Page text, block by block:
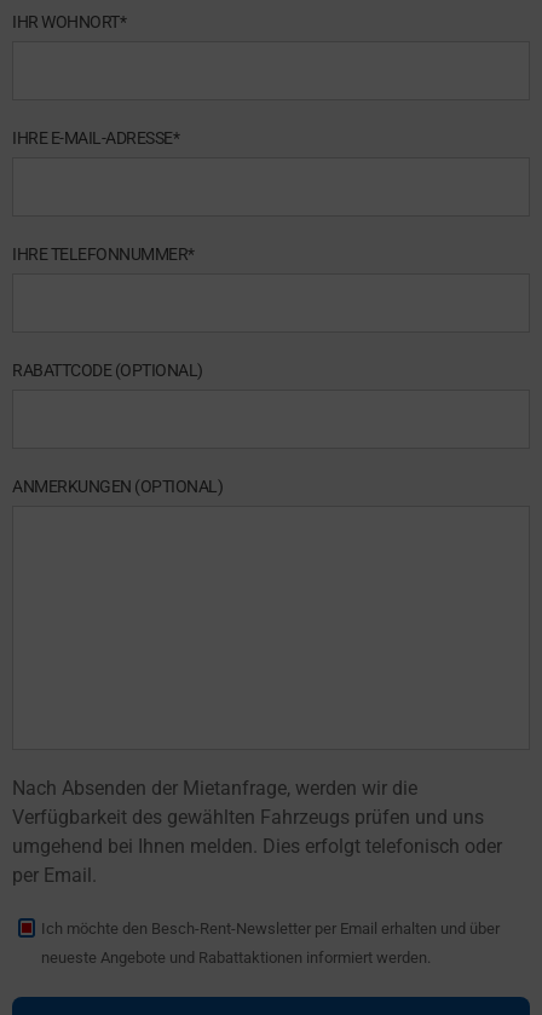
IHR WOHNORT*
IHRE E-MAIL-ADRESSE*
IHRE TELEFONNUMMER*
RABATTCODE (OPTIONAL)
ANMERKUNGEN (OPTIONAL)
Nach Absenden der Mietanfrage, werden wir die
Verfügbarkeit des gewählten Fahrzeugs prüfen und uns
umgehend bei Ihnen melden. Dies erfolgt telefonisch oder
per Email.
Ich möchte den Besch-Rent-Newsletter per Email erhalten und über
neueste Angebote und Rabattaktionen informiert werden.